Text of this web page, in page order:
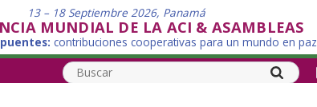
13 – 18 Septiembre 2026, Panamá
MUNDIAL DE LA ACI & ASAMBLEAS
contribuciones cooperativas para un mundo en paz